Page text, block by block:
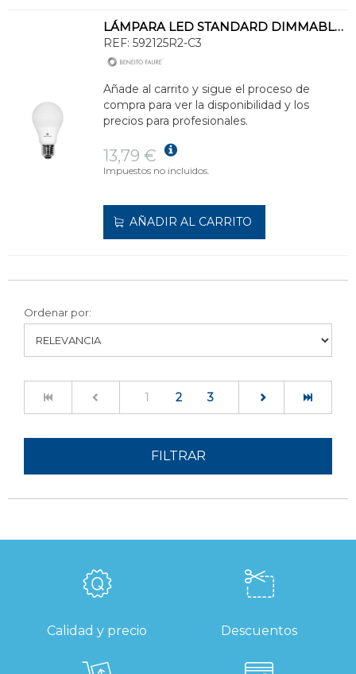
LÁMPARA LED STANDARD DIMMABLE 12W E27 3000K
REF: 592125R2-C3
Añade al carrito y sigue el proceso de
compra para ver la disponibilidad y los
precios para profesionales.
13,79 €
Impuestos no incluidos.
AÑADIR AL CARRITO
Ordenar por:
1 (current)
2 3
FILTRAR
Calidad y precio Descuentos